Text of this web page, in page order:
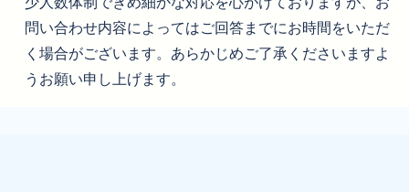
問い合わせ内容によってはご回答までにお時間をいただ
く場合がございます。あらかじめご了承くださいますよ
うお願い申し上げます。